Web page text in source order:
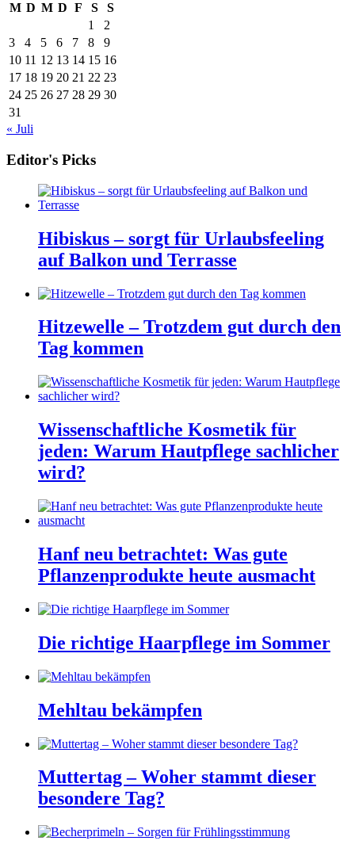
M D M D F S
S
1
2
3
4 5 6 7 8
9
10 11 12 13 14 15 16
17 18 19 20 21 22 23
24 25 26 27 28 29 30
31
« Juli
Editor's Picks
Hibiskus – sorgt für Urlaubsfeeling
auf Balkon und Terrasse
Hitzewelle – Trotzdem gut durch den
Tag kommen
Wissenschaftliche Kosmetik für
jeden: Warum Hautpflege sachlicher
wird?
Hanf neu betrachtet: Was gute
Pflanzenprodukte heute ausmacht
Die richtige Haarpflege im Sommer
Mehltau bekämpfen
Muttertag – Woher stammt dieser
besondere Tag?